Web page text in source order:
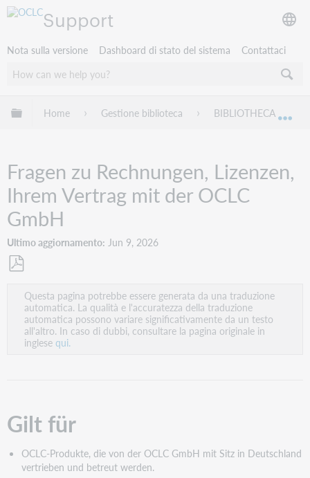
Support
Nota sulla versione Dashboard di stato del sistema Contattaci
Espandi/comprimi la gerarchia globale
Home Gestione biblioteca BIBLIOTHECA
Fragen zu Rechnungen, Lizenzen,
Ihrem Vertrag mit der OCLC
GmbH
Ultimo aggiornamento Jun 9, 2026
come
PDF
Questa pagina potrebbe essere generata da una traduzione
automatica. La qualità e l'accuratezza della traduzione
automatica possono variare significativamente da un testo
all'altro. In caso di dubbi, consultare la pagina originale in
inglesequi.
Gilt für
OCLC-Produkte, die von der OCLC GmbH mit Sitz in Deutschland
vertrieben und betreut werden.